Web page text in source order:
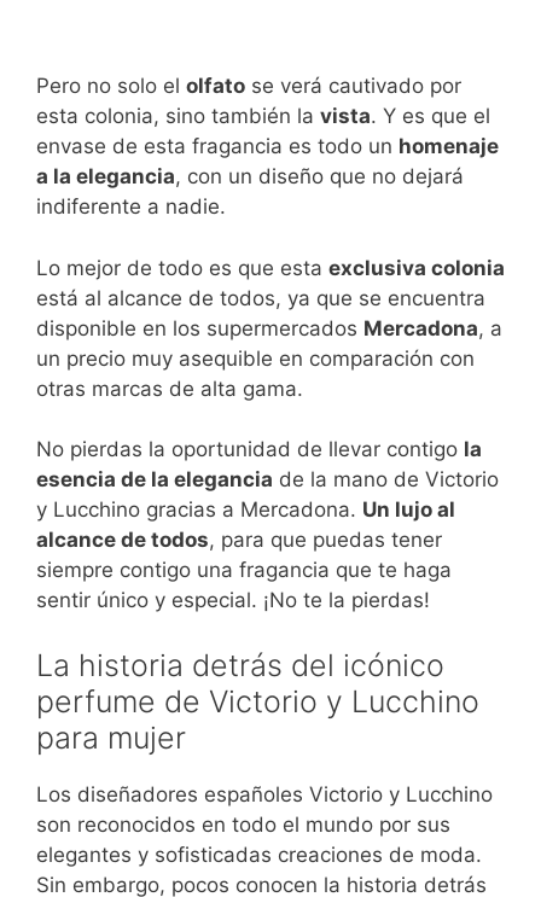
Pero no solo el olfato se verá cautivado por
esta colonia, sino también la vista. Y es que el
envase de esta fragancia es todo un homenaje
a la elegancia, con un diseño que no dejará
indiferente a nadie.
Lo mejor de todo es que esta exclusiva colonia
está al alcance de todos, ya que se encuentra
disponible en los supermercados Mercadona, a
un precio muy asequible en comparación con
otras marcas de alta gama.
No pierdas la oportunidad de llevar contigo la
esencia de la elegancia de la mano de Victorio
y Lucchino gracias a Mercadona. Un lujo al
alcance de todos, para que puedas tener
siempre contigo una fragancia que te haga
sentir único y especial. ¡No te la pierdas!
La historia detrás del icónico
perfume de Victorio y Lucchino
para mujer
Los diseñadores españoles Victorio y Lucchino
son reconocidos en todo el mundo por sus
elegantes y sofisticadas creaciones de moda.
Sin embargo, pocos conocen la historia detrás